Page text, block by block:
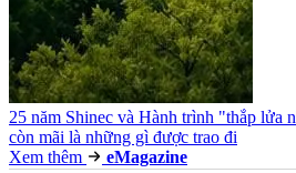
25 năm Shinec và Hành trình "thắp lửa
còn mãi là những gì được trao đi
Xem thêm
eMagazine